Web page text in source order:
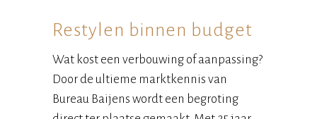
Restylen binnen budget
Wat kost een verbouwing of aanpassing?
Door de ultieme marktkennis van
Bureau Baijens wordt een begroting